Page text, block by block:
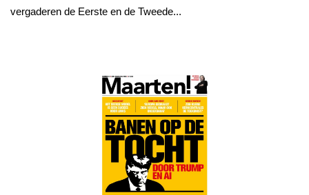
vergaderen de Eerste en de Tweede...